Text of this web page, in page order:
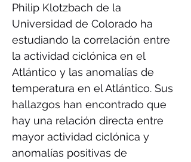
Philip Klotzbach de la
Universidad de Colorado ha
estudiando la correlación entre
la actividad ciclónica en el
Atlántico y las anomalías de
temperatura en el Atlántico. Sus
hallazgos han encontrado que
hay una relación directa entre
mayor actividad ciclónica y
anomalías positivas de